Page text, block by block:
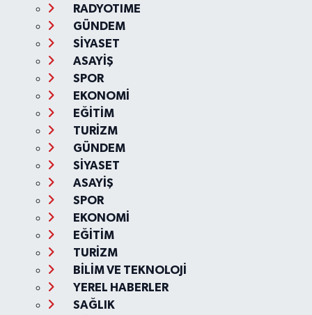
RADYOTIME
GÜNDEM
SİYASET
ASAYİŞ
SPOR
EKONOMİ
EĞİTİM
TURİZM
GÜNDEM
SİYASET
ASAYİŞ
SPOR
EKONOMİ
EĞİTİM
TURİZM
BİLİM VE TEKNOLOJİ
YEREL HABERLER
SAĞLIK